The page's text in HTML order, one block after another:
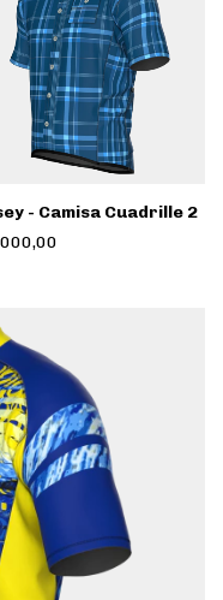
- Camisa Cuadrille 2